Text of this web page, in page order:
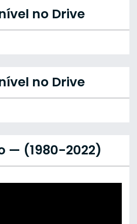
no Drive
no Drive
— (1980-2022)